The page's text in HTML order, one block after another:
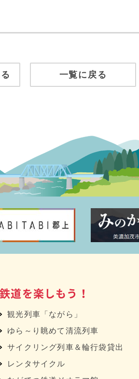
一覧に戻る
鉄道を楽しもう！
観光列車「ながら」
ゆら～り眺めて清流列車
サイクリング列車＆輪行袋貸出
レンタサイクル